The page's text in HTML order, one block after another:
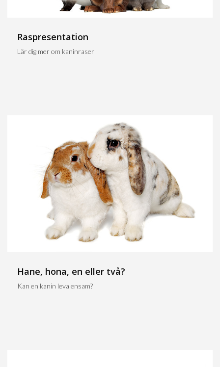
Raspresentation
Lär dig mer om kaninraser
Hane, hona, en eller två?
Kan en kanin leva ensam?